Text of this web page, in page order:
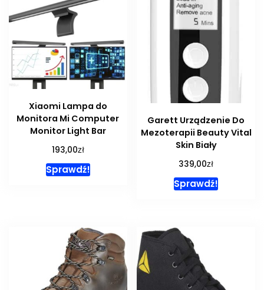
Xiaomi Lampa do
Monitora Mi Computer
Monitor Light Bar
193,00zł
Sprawdź!
Garett Urządzenie Do
Mezoterapii Beauty Vital
Skin Biały
339,00zł
Sprawdź!